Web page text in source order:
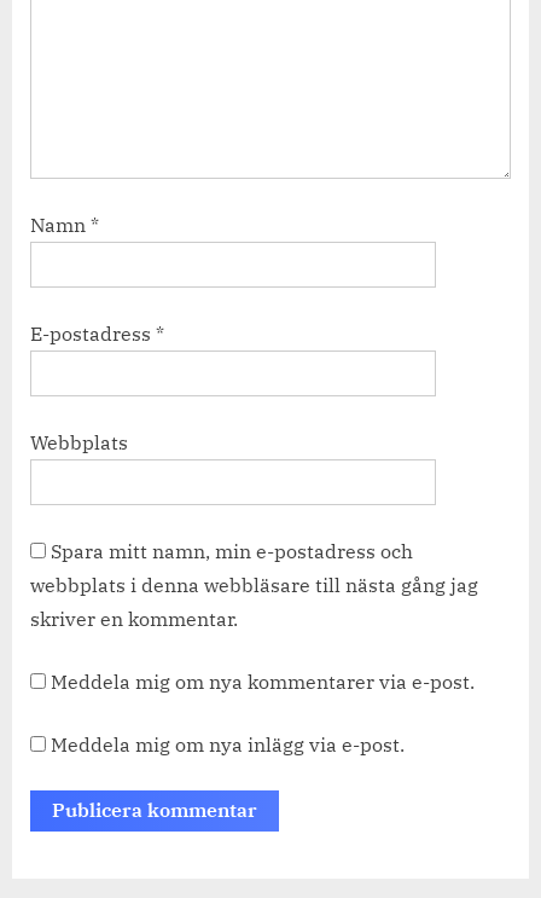
Namn *
E-postadress *
Webbplats
Spara mitt namn, min e-postadress och
webbplats i denna webbläsare till nästa gång jag
skriver en kommentar.
Meddela mig om nya kommentarer via e-post.
Meddela mig om nya inlägg via e-post.